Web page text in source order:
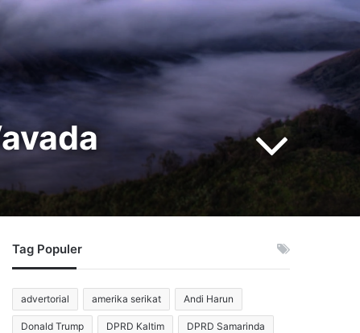
Tag Populer
advertorial amerika serikat Andi Harun
Donald Trump DPRD Kaltim DPRD Samarinda